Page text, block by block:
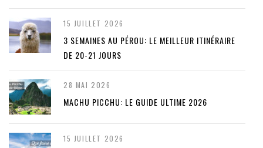
15 JUILLET 2026
3 SEMAINES AU PÉROU: LE MEILLEUR ITINÉRAIRE
DE 20-21 JOURS
28 MAI 2026
MACHU PICCHU: LE GUIDE ULTIME 2026
15 JUILLET 2026